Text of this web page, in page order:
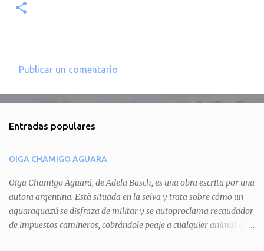
e
t
a
r
i
o
Publicar un comentario
Entradas populares
OIGA CHAMIGO AGUARA
Oiga Chamigo Aguará, de Adela Basch, es una obra escrita por una
autora argentina. Està situada en la selva y trata sobre cómo un
aguaraguazú se disfraza de militar y se autoproclama recaudador
de impuestos camineros, cobrándole peaje a cualquier animal que